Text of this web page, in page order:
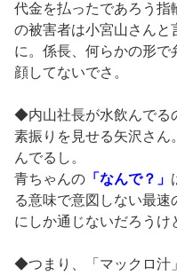
代金を払ったであろう指
の被害者は小宮山さんと
に。係長、何らかの形で
顔してないでさ。
◆内山社長が水飲んでる
素振りを見せる矢沢さん
んでるし。
青ちゃんの 「なんで？」
る意味で意図しない最
にしか通じないだろうけ
◆つまり、「マックロ汁